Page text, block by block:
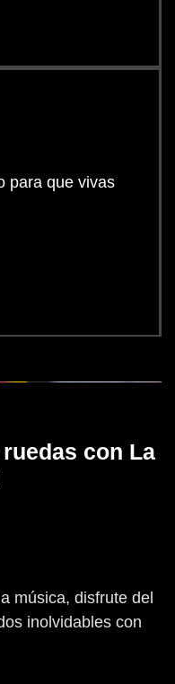
para que vivas
con La
música, disfrute del
inolvidables con